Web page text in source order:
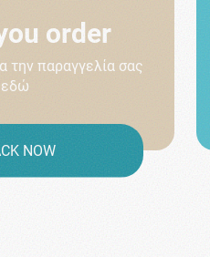
order
την παραγγελία σας
εδώ
NOW